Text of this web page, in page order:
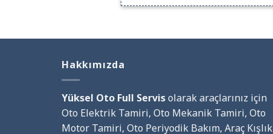
Hakkımızda
Yüksel Oto Full Servisolarak araçlarınız için
Oto Elektrik Tamiri, Oto Mekanik Tamiri, Oto
Motor Tamiri, Oto Periyodik Bakım, Araç Kışlık